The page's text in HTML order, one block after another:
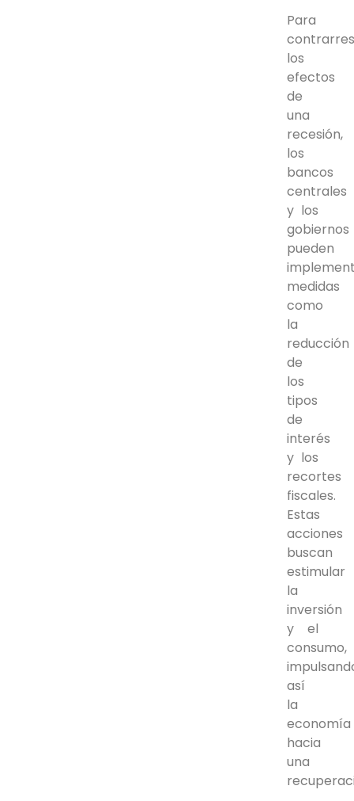
Para
los
efectos
de
una
recesión,
los
bancos
centrales
y los
gobiernos
pueden
medidas
como
la
reducción
de
los
tipos
de
interés
y los
recortes
fiscales.
Estas
acciones
buscan
estimular
la
inversión
y el
consumo,
así
la
economía
hacia
una